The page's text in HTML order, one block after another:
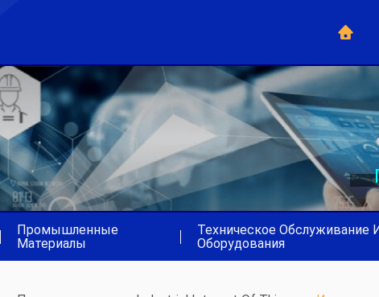
Промышленные
Материалы
Техническое Обслуживание
Оборудования